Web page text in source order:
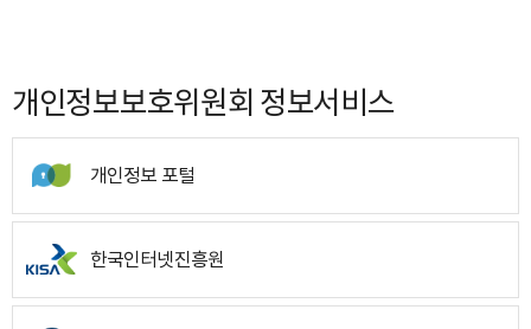
개인정보보호위원회 정보서비스
개인정보 포털
한국인터넷진흥원